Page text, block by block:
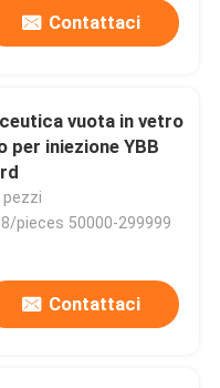
Contattaci
vuota in vetro
per iniezione YBB
pezzi
pieces 50000-299999
Contattaci